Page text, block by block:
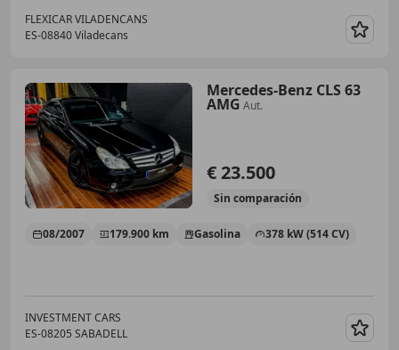
FLEXICAR VILADENCANS
ES-08840 Viladecans
Mercedes-Benz CLS 63
AMG Aut.
€ 23.500
Sin comparación
08/2007 179.900 km Gasolina 378 kW (514 CV)
INVESTMENT CARS
ES-08205 SABADELL